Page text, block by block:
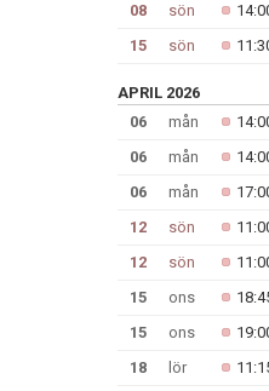
08
sön
15
sön
APRIL 2026
06
mån
06
mån
06
mån
12
sön
12
sön
15
ons
15
ons
18
lör